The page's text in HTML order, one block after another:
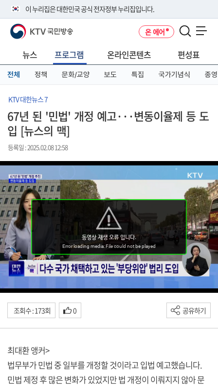
이 누리집은 대한민국 공식 전자정부 누리집입니다.
공식 누리집 주소 확인하기
니다.
이밖에 or.kr 또는 .kr등 다른 도메인 주소를 사용하고 있다면 아래 URL에
서 도메인 주소를 확인해 보세요
KTV 국민방송 온 에어
뉴스 프로그램 온라인콘텐츠 편성표
전체 정책 문화/교양 보도 특집 국가기념식 종영
KTV 대한뉴스 7
67년 된 '민법' 개정 예고···변동이율제 등 도
입 [뉴스의 맥]
등록일 : 2025.02.08 12:58
조회수 : 173회 0 공유하기
최대환 앵커>
법무부가 민법 중 일부를 개정할 것이라고 입법 예고했습니다.
민법 제정 후 많은 변화가 있었지만 법 개정이 이뤄지지 않아 문